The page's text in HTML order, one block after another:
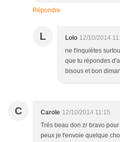
Répondre
L Lolo 12/10/2014
ne t'inquiètes
que tu répondes
bisous et bon
C Carole 12/10/2014 11:15
Trés beau don zr bravo
peux je t'envoie quelque